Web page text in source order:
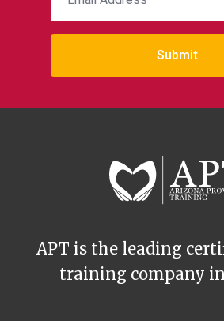
Submit
APT is the leading
training company